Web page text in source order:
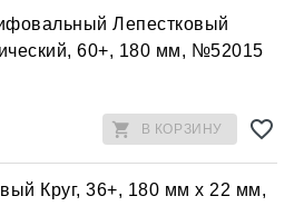
Лепестковый
60+, 180 мм, №52015
В КОРЗИНУ
Круг, 36+, 180 мм х 22 мм,